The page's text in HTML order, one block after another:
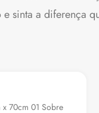
sinta a diferença
70cm 01 Sobre